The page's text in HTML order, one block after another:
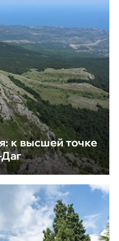
к высшей точке